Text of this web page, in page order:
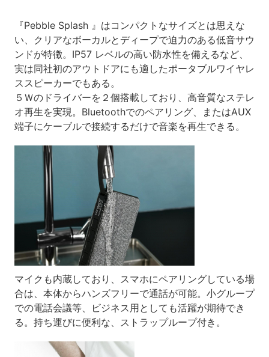
『Pebble Splash 』はコンパクトなサイズとは思えな
い、クリアなボーカルとディープで迫力のある低音サウ
ンドが特徴。IP57 レベルの高い防水性を備えるなど、
実は同社初のアウトドアにも適したポータブルワイヤレ
ススピーカーでもある。
５Ｗのドライバーを２個搭載しており、高音質なステレ
オ再生を実現。Bluetoothでのペアリング、またはAUX
端子にケーブルで接続するだけで音楽を再生できる。
マイクも内蔵しており、スマホにペアリングしている場
合は、本体からハンズフリーで通話が可能。小グループ
での電話会議等、ビジネス用としても活躍が期待でき
る。持ち運びに便利な、ストラップループ付き。